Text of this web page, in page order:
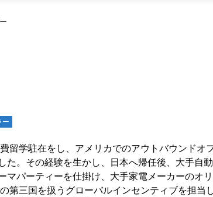
ー
留学駐在をし、アメリカでのアウトバウンドオ
た。その経験を生かし、日本へ帰任後、大手自
パーティーを仕掛け、大手家電メーカーのオ
第三国を扱うグローバルインセンティブを担当